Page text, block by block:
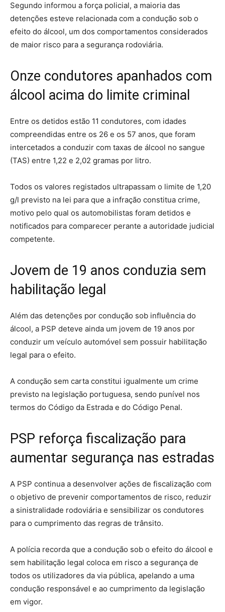
Segundo informou a força policial, a maioria das
detenções esteve relacionada com a condução sob o
efeito do álcool, um dos comportamentos considerados
de maior risco para a segurança rodoviária.
Onze condutores apanhados com
álcool acima do limite criminal
Entre os detidos estão 11 condutores, com idades
compreendidas entre os 26 e os 57 anos, que foram
intercetados a conduzir com taxas de álcool no sangue
(TAS) entre 1,22 e 2,02 gramas por litro.
Todos os valores registados ultrapassam o limite de 1,20
g/l previsto na lei para que a infração constitua crime,
motivo pelo qual os automobilistas foram detidos e
notificados para comparecer perante a autoridade judicial
competente.
Jovem de 19 anos conduzia sem
habilitação legal
Além das detenções por condução sob influência do
álcool, a PSP deteve ainda um jovem de 19 anos por
conduzir um veículo automóvel sem possuir habilitação
legal para o efeito.
A condução sem carta constitui igualmente um crime
previsto na legislação portuguesa, sendo punível nos
termos do Código da Estrada e do Código Penal.
PSP reforça fiscalização para
aumentar segurança nas estradas
A PSP continua a desenvolver ações de fiscalização com
o objetivo de prevenir comportamentos de risco, reduzir
a sinistralidade rodoviária e sensibilizar os condutores
para o cumprimento das regras de trânsito.
A polícia recorda que a condução sob o efeito do álcool e
sem habilitação legal coloca em risco a segurança de
todos os utilizadores da via pública, apelando a uma
condução responsável e ao cumprimento da legislação
em vigor.